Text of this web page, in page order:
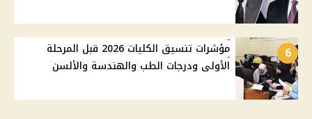
6
مؤشرات تنسيق الكليات 2026 قبل المرحلة
الأولى ودرجات الطب والهندسة والألسن